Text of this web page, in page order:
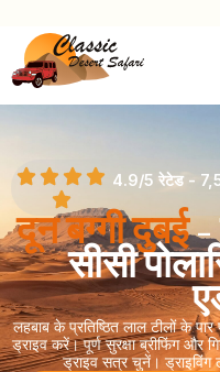
4.9/5 रेटेड -
दून बग्गी दुबई-
सीसी
लहबाब के प्रतिष्ठित लाल टीलों के
ड्राइव करें। पूर्ण सुरक्षा ब्रीफिंग
ड्राइव सत्र चुनें।